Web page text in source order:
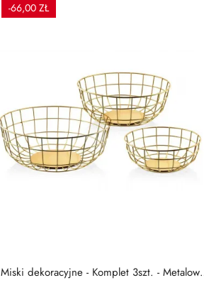
-66,00 ZŁ
Miski dekoracyjne - Komplet 3szt. -